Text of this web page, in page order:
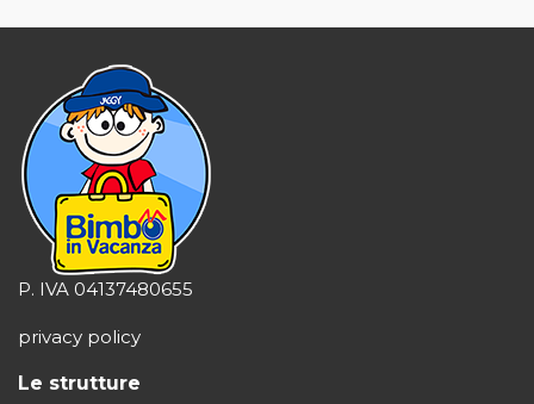
P. IVA 04137480655
privacy policy
Le strutture